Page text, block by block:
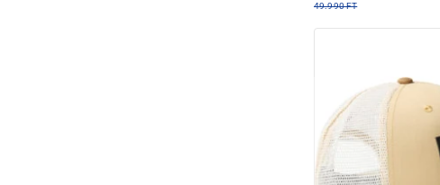
49.990 FT